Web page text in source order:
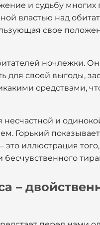
и судьбу многих
властью над
свое
ночлежки.
для своей выгоды,
средствами,
несчастной и
Горький
иллюстрация того,
бесчувственного
–